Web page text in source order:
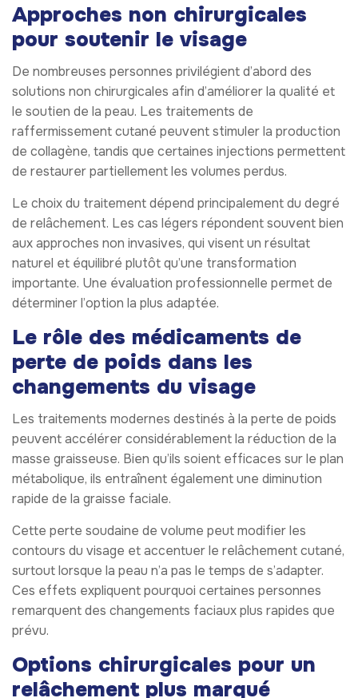
Approches non chirurgicales
pour soutenir le visage
De nombreuses personnes privilégient d’abord des
solutions non chirurgicales afin d’améliorer la qualité et
le soutien de la peau. Les traitements de
raffermissement cutané peuvent stimuler la production
de collagène, tandis que certaines injections permettent
de restaurer partiellement les volumes perdus.
Le choix du traitement dépend principalement du degré
de relâchement. Les cas légers répondent souvent bien
aux approches non invasives, qui visent un résultat
naturel et équilibré plutôt qu’une transformation
importante. Une évaluation professionnelle permet de
déterminer l’option la plus adaptée.
Le rôle des médicaments de
perte de poids dans les
changements du visage
Les traitements modernes destinés à la perte de poids
peuvent accélérer considérablement la réduction de la
masse graisseuse. Bien qu’ils soient efficaces sur le plan
métabolique, ils entraînent également une diminution
rapide de la graisse faciale.
Cette perte soudaine de volume peut modifier les
contours du visage et accentuer le relâchement cutané,
surtout lorsque la peau n’a pas le temps de s’adapter.
Ces effets expliquent pourquoi certaines personnes
remarquent des changements faciaux plus rapides que
prévu.
Options chirurgicales pour un
relâchement plus marqué